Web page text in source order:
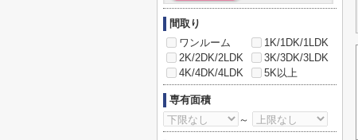
間取り
ワンルーム
1K/1DK/1LDK
2K/2DK/2LDK
3K/3DK/3LDK
4K/4DK/4LDK
5K以上
専有面積
～